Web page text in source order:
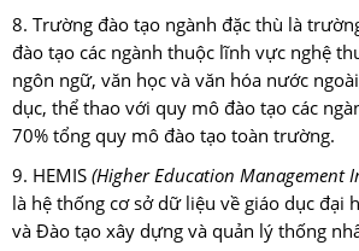
8. Trường đào tạo ngành đặc thù là
đào tạo các ngành thuộc lĩnh vực nghệ
ngôn ngữ, văn học và văn hóa nước
dục, thể thao với quy mô đào tạo các
70% tổng quy mô đào tạo toàn trường.
9. HEMIS(Higher Education Management
là hệ thống cơ sở dữ liệu về giáo dục đại
và Đào tạo xây dựng và quản lý thống